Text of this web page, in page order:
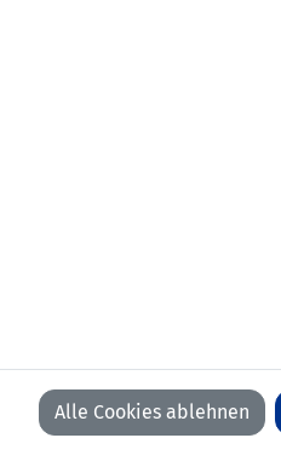
Alle Cookies ablehnen